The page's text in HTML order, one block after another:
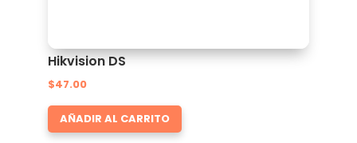
Hikvision DS
$ 47.00
AÑADIR AL CARRITO